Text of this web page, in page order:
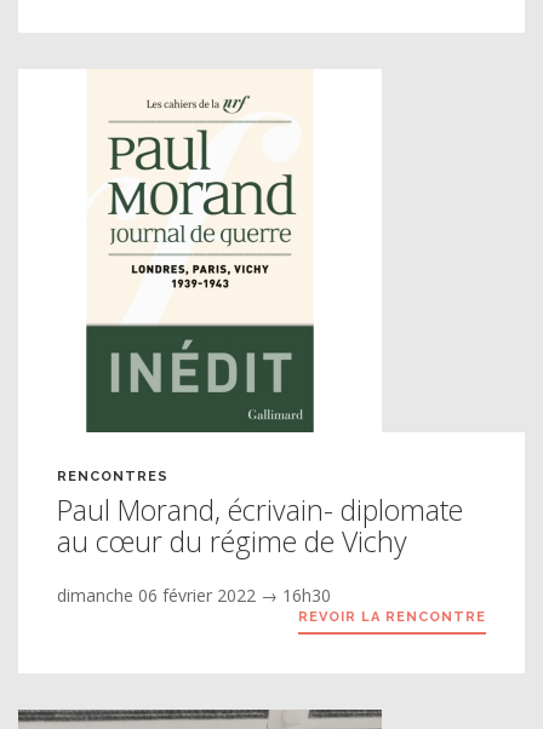
RENCONTRES
Paul Morand, écrivain- diplomate
au cœur du régime de Vichy
dimanche 06 février 2022 → 16h30
REVOIR LA RENCONTRE